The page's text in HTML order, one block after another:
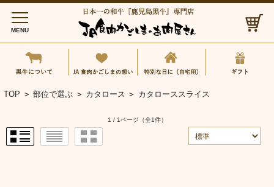
MENU
黒牛について JA食肉かごしまの想い特別な日に（自
TOP > 部位で選ぶ > カタロース > カタローススライス
1 / 1ページ （全1件）